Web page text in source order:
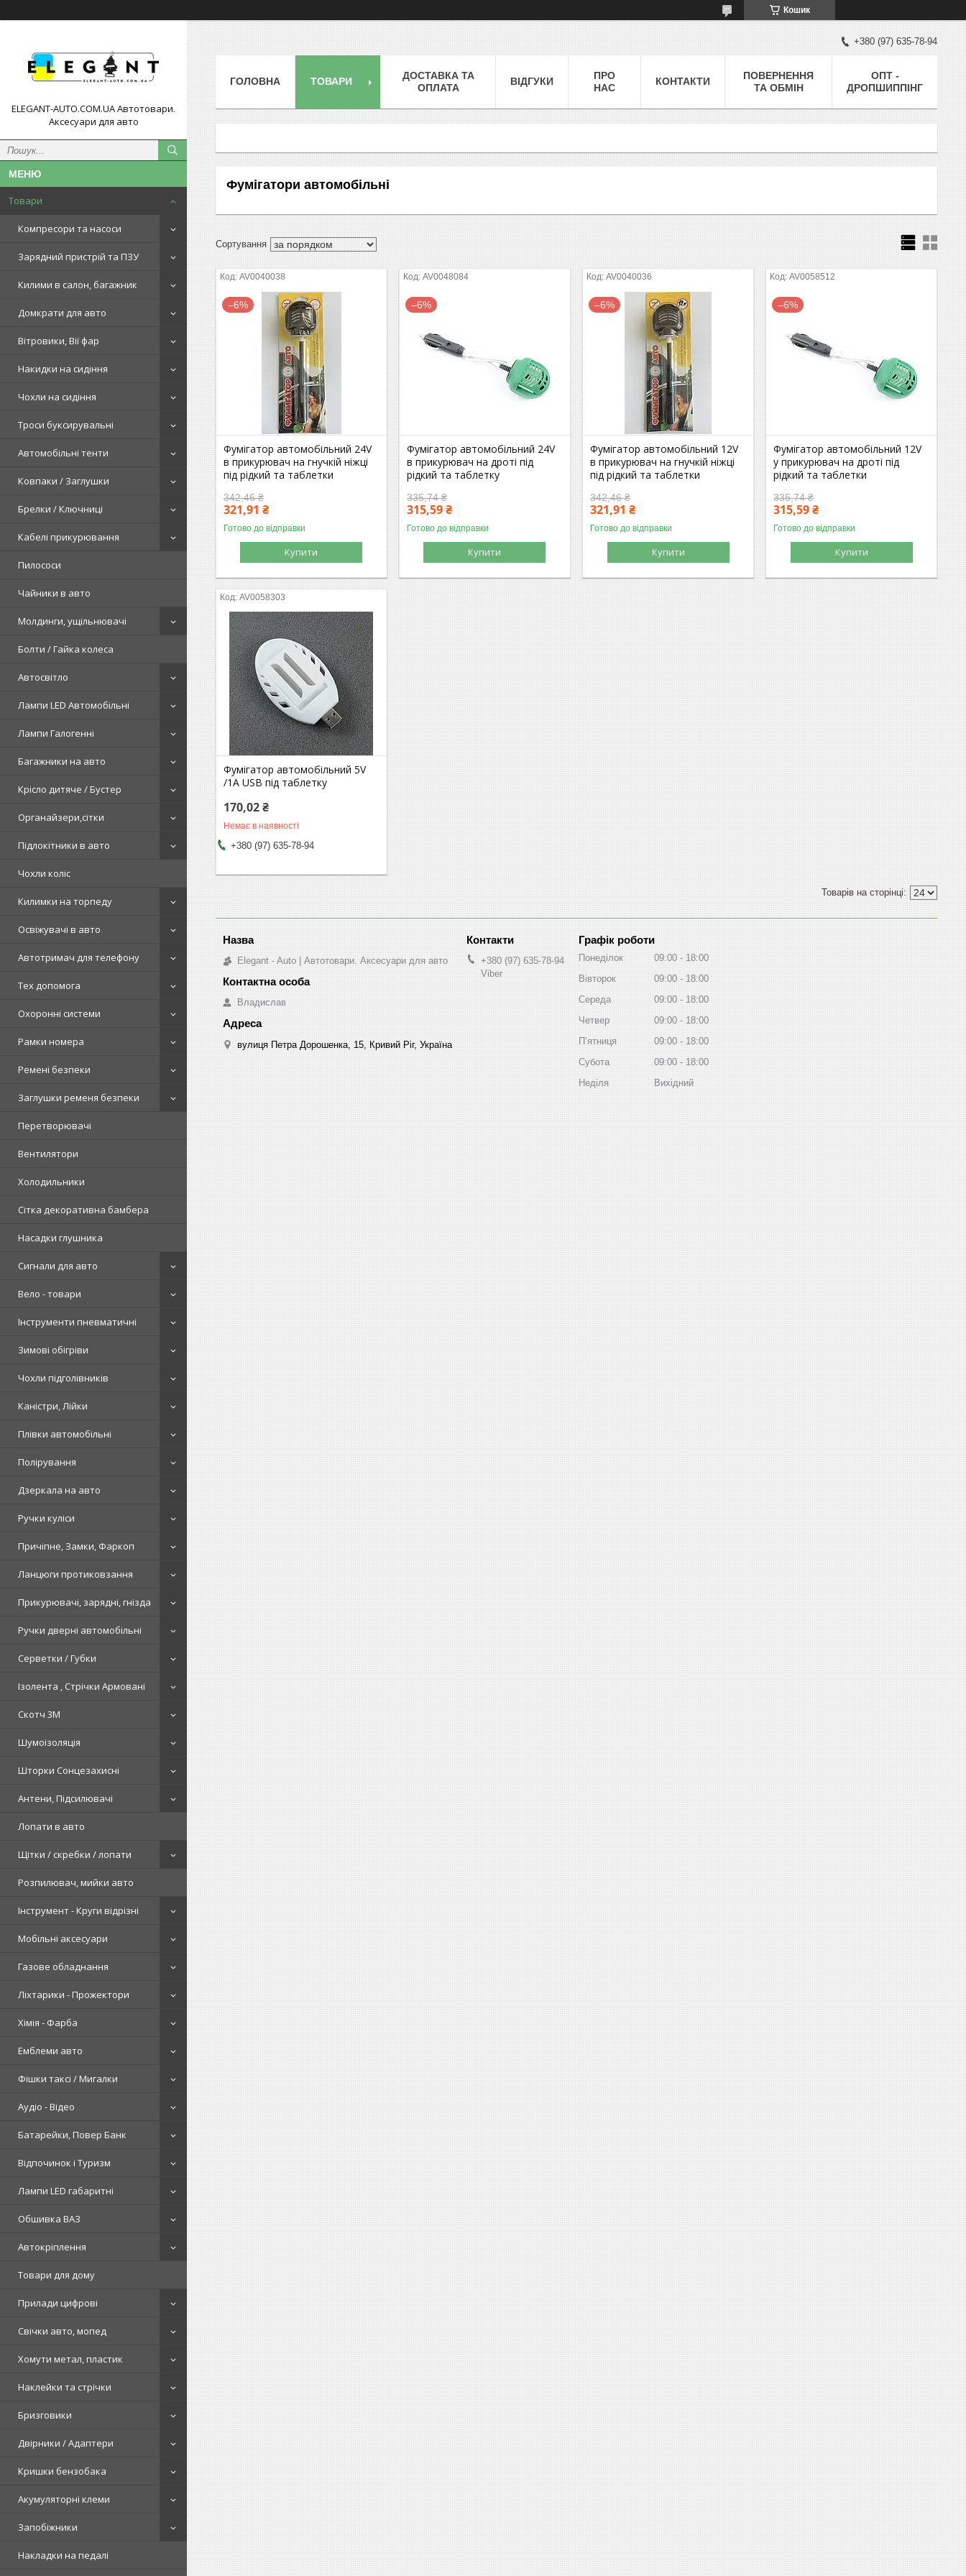
Кошик
ELEGANT-AUTO.COM.UA Автотовари.
Аксесуари для авто
Товари
Компресори та насоси
Зарядний пристрій та ПЗУ
Килими в салон, багажник
Домкрати для авто
Вітровики, Вії фар
Накидки на сидіння
Чохли на сидіння
Троси буксирувальні
Автомобільні тенти
Ковпаки / Заглушки
Брелки / Ключниці
Кабелі прикурювання
Пилососи
Чайники в авто
Молдинги, ущільнювачі
Болти / Гайка колеса
Автосвітло
Лампи LED Автомобільні
Лампи Галогенні
Багажники на авто
Крісло дитяче / Бустер
Органайзери,сітки
Підлокітники в авто
Чохли коліс
Килимки на торпеду
Освіжувачі в авто
Автотримач для телефону
Тех допомога
Охоронні системи
Рамки номера
Ремені безпеки
Заглушки ременя безпеки
Перетворювачі
Вентилятори
Холодильники
Сітка декоративна бамбера
Насадки глушника
Сигнали для авто
Вело - товари
Інструменти пневматичні
Зимові обігріви
Чохли підголівників
Каністри, Лійки
Плівки автомобільні
Полірування
Дзеркала на авто
Ручки куліси
Причіпне, Замки, Фаркоп
Ланцюги протиковзання
Прикурювачі, зарядні, гнізда
Ручки дверні автомобільні
Серветки / Губки
Ізолента , Стрічки Армовані
Скотч 3М
Шумоізоляція
Шторки Сонцезахисні
Антени, Підсилювачі
Лопати в авто
Щітки / скребки / лопати
Розпилювач, мийки авто
Інструмент - Круги відрізні
Мобільні аксесуари
Газове обладнання
Ліхтарики - Прожектори
Хімія - Фарба
Емблеми авто
Фішки таксі / Мигалки
Аудіо - Відео
Батарейки, Повер Банк
Відпочинок і Туризм
Лампи LED габаритні
Обшивка ВАЗ
Автокріплення
Товари для дому
Прилади цифрові
Свічки авто, мопед
Хомути метал, пластик
Наклейки та стрічки
Бризговики
Двірники / Адаптери
Кришки бензобака
Акумуляторні клеми
Запобіжники
Накладки на педалі
+380 (97) 635-78-94
ГОЛОВНА ТОВАРИ
ДОСТАВКА ТА
ОПЛАТА
ВІДГУКИ
ПРО
НАС
КОНТАКТИ
ПОВЕРНЕННЯ
ТА ОБМІН
ОПТ -
ДРОПШИППІНГ
Фумігатори автомобільні
AV0040038
–6%
Фумігатор автомобільний 24V
в прикурювач на гнучкій ніжці
під рідкий та таблетки
342,46 ₴
321,91 ₴
Готово до відправки
Купити
AV0048084
–6%
Фумігатор автомобільний 24V
в прикурювач на дроті під
рідкий та таблетку
335,74 ₴
315,59 ₴
Готово до відправки
Купити
AV0040036
–6%
Фумігатор автомобільний 12V
в прикурювач на гнучкій ніжці
під рідкий та таблетки
342,46 ₴
321,91 ₴
Готово до відправки
Купити
AV0058512
–6%
Фумігатор автомобільний 12V
у прикурювач на дроті під
рідкий та таблетки
335,74 ₴
315,59 ₴
Готово до відправки
Купити
AV0058303
Фумігатор автомобільний 5V
/1А USB під таблетку
170,02 ₴
Немає в наявності
+380 (97) 635-78-94
Elegant - Auto | Автотовари. Аксесуари для авто
Владислав
вулиця Петра Дорошенка, 15, Кривий Ріг, Україна
+380 (97) 635-78-94
Viber
Графік роботи
Понеділок 09:00
18:00
Вівторок
09:00
18:00
Середа
09:00
18:00
Четвер
09:00
18:00
Пʼятниця
09:00
18:00
Субота
09:00
18:00
Неділя
Вихідний